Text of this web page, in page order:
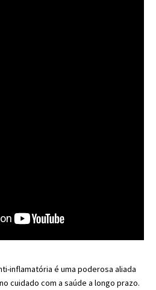
inflamatória é uma poderosa aliada
cuidado com a saúde a longo prazo.